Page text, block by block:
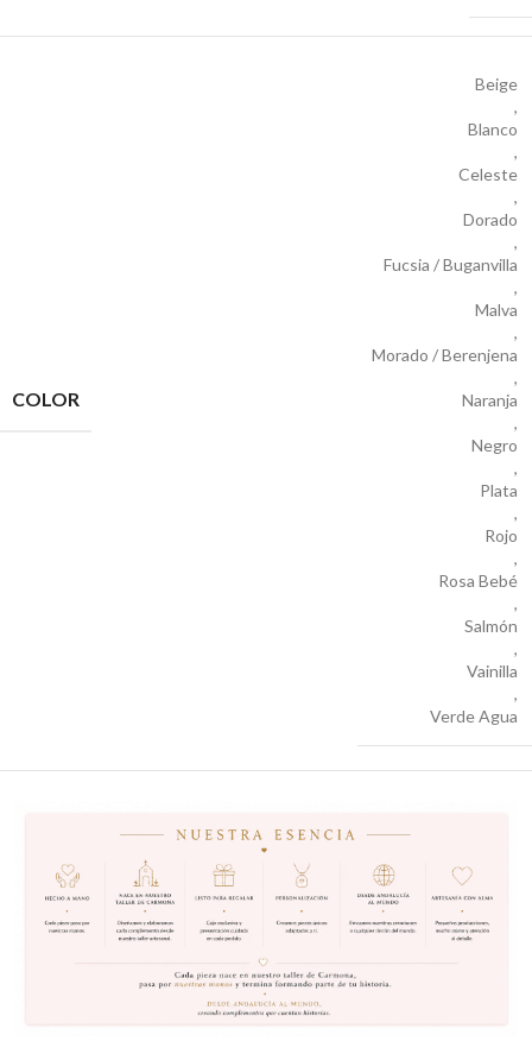
COLOR
Beige
,
Blanco
,
Celeste
,
Dorado
,
Fucsia / Buganvilla
,
Malva
,
Morado / Berenjena
,
Naranja
,
Negro
,
Plata
,
Rojo
,
Rosa Bebé
,
Salmón
,
Vainilla
,
Verde Agua